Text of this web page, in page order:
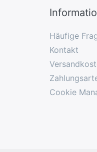
Häufige
Kontakt
Cookie